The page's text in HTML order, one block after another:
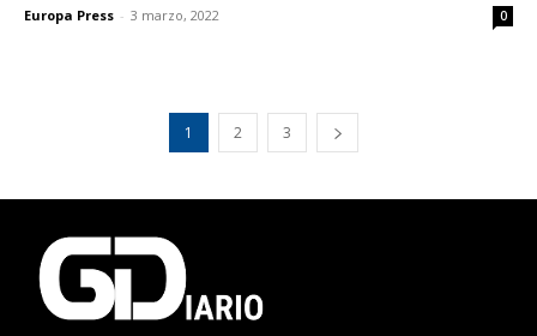
Europa Press - 3 marzo, 2022 0
1 2 3